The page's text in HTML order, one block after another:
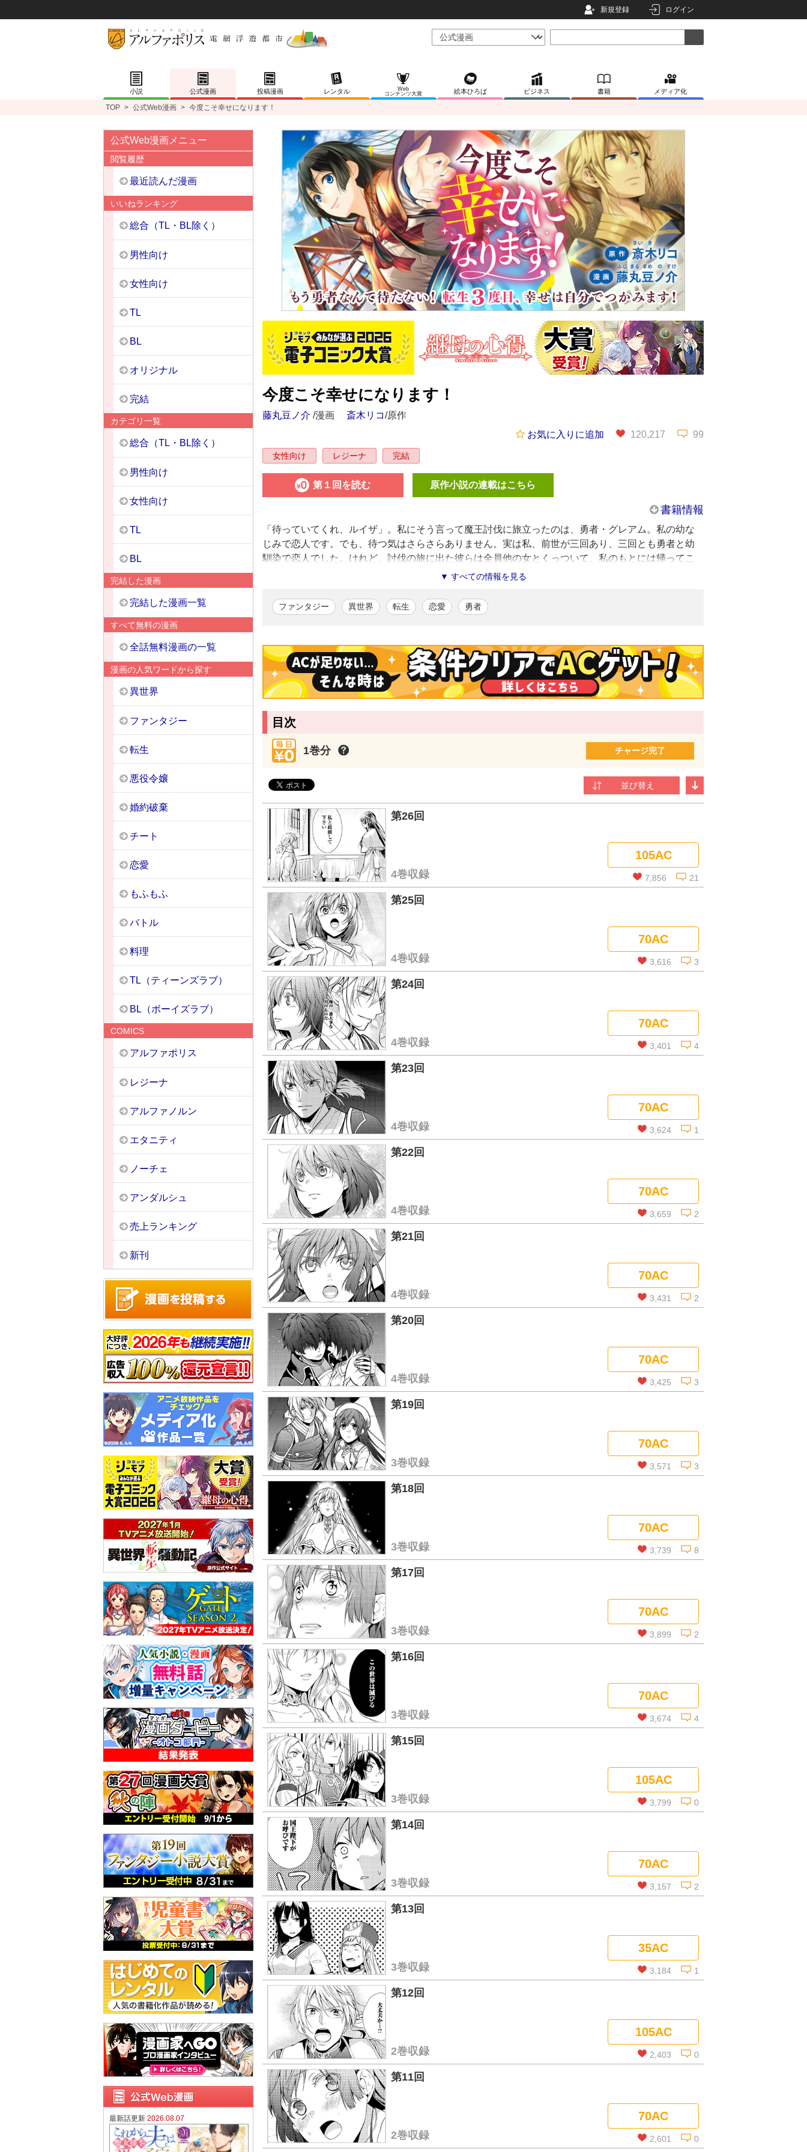
新規登録 ログイン
小説 公式漫画 投稿漫画 レンタル
Web
コンテンツ大賞
絵本ひろば ビジネス 書籍 メディア化
TOP > 公式Web漫画 > 今度こそ幸せになります！
今度こそ幸せになります！
藤丸豆ノ介 /漫画 斎木リコ/原作
お気に入りに追加
120,217 99
女性向け レジーナ 完結
第１回を読む 原作小説の連載はこちら
書籍情報
「待っていてくれ、ルイザ」。私にそう言って魔王討伐に旅立ったのは、勇者・グレアム。私の幼な
じみで恋人です。でも、待つ気はさらさらありません。実は私、前世が三回あり、三回とも勇者と幼
馴染で恋人でした。けれど、討伐の旅に出た彼らは全員他の女とくっついて、私のもとには帰ってこ
なかったんです！ だからもう勇者なんて待たず、今世こそ絶対に幸せになってみせます――！ 超
藤丸豆ノ介/漫画
斎木リコ/原作
関東生まれ関東育ち。2012年3月よりWEBで公開した小説「今度こそ幸せになります！」にて「アルファポリス
第5回ファンタジー小説大賞」特別賞受賞。2013年に同作品で出版デビューに至る。
▼ すべての情報を見る
ファンタジー 異世界 転生 恋愛 勇者
目次
1巻分 チャージ完了
第26回
105AC
7,856 21
4巻収録
コメントを見る
第25回
70AC
3,616 3
4巻収録
コメントを見る
第24回
70AC
3,401 4
4巻収録
コメントを見る
第23回
70AC
3,624 1
4巻収録
コメントを見る
第22回
70AC
3,659 2
4巻収録
コメントを見る
第21回
70AC
3,431 2
4巻収録
コメントを見る
第20回
70AC
3,425 3
4巻収録
コメントを見る
第19回
70AC
3,571 3
3巻収録
コメントを見る
第18回
70AC
3,739 8
3巻収録
コメントを見る
第17回
70AC
3,899 2
3巻収録
コメントを見る
第16回
70AC
3,674 4
3巻収録
コメントを見る
第15回
105AC
3,799 0
3巻収録
コメントを見る
第14回
70AC
3,157 2
3巻収録
コメントを見る
第13回
35AC
3,184 1
3巻収録
コメントを見る
第12回
105AC
2,403 0
2巻収録
コメントを見る
第11回
70AC
2,601 0
2巻収録
公式Web漫画メニュー
閲覧履歴
最近読んだ漫画
いいねランキング
総合（TL・BL除く）
男性向け
女性向け
TL
BL
オリジナル
完結
カテゴリ一覧
総合（TL・BL除く）
男性向け
女性向け
TL
BL
完結した漫画
完結した漫画一覧
すべて無料の漫画
全話無料漫画の一覧
漫画の人気ワードから探す
異世界
ファンタジー
転生
悪役令嬢
婚約破棄
チート
恋愛
もふもふ
バトル
料理
TL（ティーンズラブ）
BL（ボーイズラブ）
COMICS
アルファポリス
レジーナ
アルファノルン
エタニティ
ノーチェ
アンダルシュ
売上ランキング
新刊
最新話更新 2026.08.07